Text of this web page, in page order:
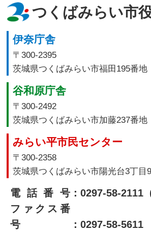
つくばみらい市
伊奈庁舎
〒300-2395
茨城県つくばみらい市福田195番地
谷和原庁舎
〒300-2492
茨城県つくばみらい市加藤237番地
みらい平市民センター
〒300-2358
茨城県つくばみらい市陽光台3丁目
電話番号：0297-58-2111
ファクス番
号
：0297-58-5611